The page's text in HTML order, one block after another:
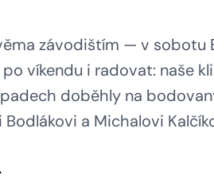
závodištím — v sobotu
víkendu i radovat: naše
doběhly na
a Michalovi